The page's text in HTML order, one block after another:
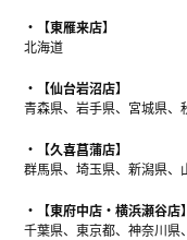
【東雁来店】
北海道
【仙台岩沼店】
青森県、岩手県、宮城県
【久喜菖蒲店】
群馬県、埼玉県、新潟県、
【東府中店・横浜瀬谷店】
千葉県、東京都、神奈川県